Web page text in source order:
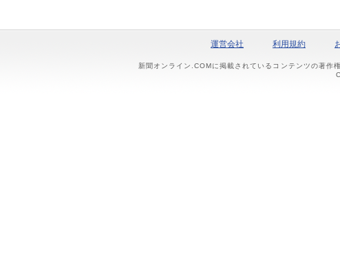
運営会社 利用規約
新聞オンライン.COMに掲載されているコンテンツの著作